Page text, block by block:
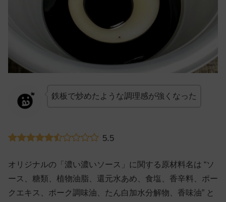
鉄板で炒めたような調理感が強くなった
5.5
オリジナルの「濃い濃いソース」に関する原材料名は “ソ
ース、糖類、植物油脂、還元水あめ、食塩、香辛料、ポー
クエキス、ポーク調味油、たん白加水分解物、香味油” と